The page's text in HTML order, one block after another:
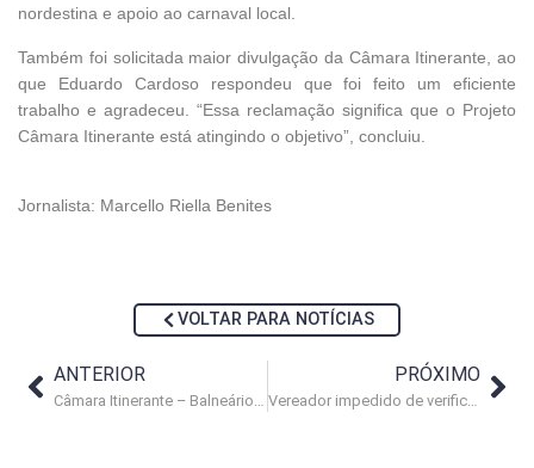
nordestina e apoio ao carnaval local.
Também foi solicitada maior divulgação da Câmara Itinerante, ao
que Eduardo Cardoso respondeu que foi feito um eficiente
trabalho e agradeceu. “Essa reclamação significa que o Projeto
Câmara Itinerante está atingindo o objetivo”, concluiu.
Jornalista: Marcello Riella Benites
VOLTAR PARA NOTÍCIAS
ANTERIOR
Câmara Itinerante – Balneário Lagomar
PRÓXIMO
Vereador impedido de verificar denúncia de crime ambiental